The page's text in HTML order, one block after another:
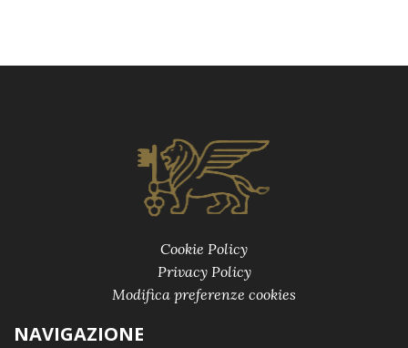
Cookie Policy
Privacy Policy
Modifica preferenze cookies
NAVIGAZIONE